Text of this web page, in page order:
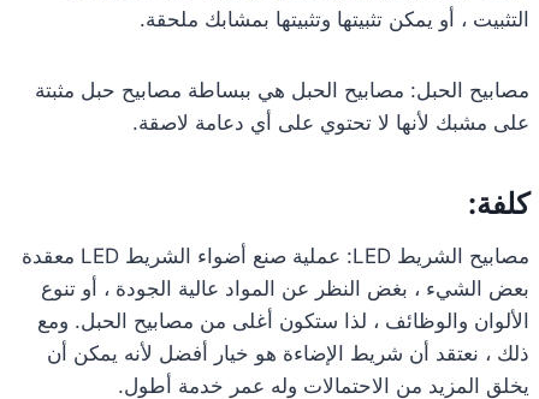
التثبيت ، أو يمكن تثبيتها وتثبيتها بمشابك ملحقة.
مصابيح الحبل: مصابيح الحبل هي ببساطة مصابيح حبل مثبتة
على مشبك لأنها لا تحتوي على أي دعامة لاصقة.
كلفة:
مصابيح الشريط LED: عملية صنع أضواء الشريط LED معقدة
بعض الشيء ، بغض النظر عن المواد عالية الجودة ، أو تنوع
الألوان والوظائف ، لذا ستكون أغلى من مصابيح الحبل. ومع
ذلك ، نعتقد أن شريط الإضاءة هو خيار أفضل لأنه يمكن أن
يخلق المزيد من الاحتمالات وله عمر خدمة أطول.